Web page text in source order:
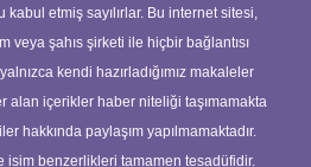
etmiş sayılırlar. Bu internet sitesi,
veya şahıs şirketi ile hiçbir bağlantısı
kendi hazırladığımız makaleler
alan içerikler haber niteliği taşımamakta
hakkında paylaşım yapılmamaktadır.
isim benzerlikleri tamamen tesadüfidir.